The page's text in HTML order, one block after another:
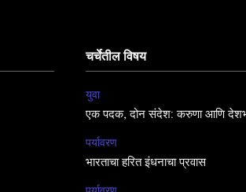
चर्चेतील विषय
युवा
एक पदक, दोन संदेश: करुणा आणि
पर्यावरण
भारताचा हरित इंधनाचा प्रवास